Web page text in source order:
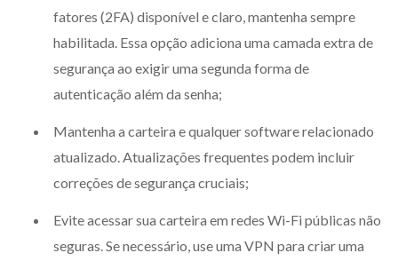
fatores (2FA) disponível e claro, mantenha sempre
habilitada. Essa opção adiciona uma camada extra de
segurança ao exigir uma segunda forma de
autenticação além da senha;
Mantenha a carteira e qualquer software relacionado
atualizado. Atualizações frequentes podem incluir
correções de segurança cruciais;
Evite acessar sua carteira em redes Wi-Fi públicas não
seguras. Se necessário, use uma VPN para criar uma